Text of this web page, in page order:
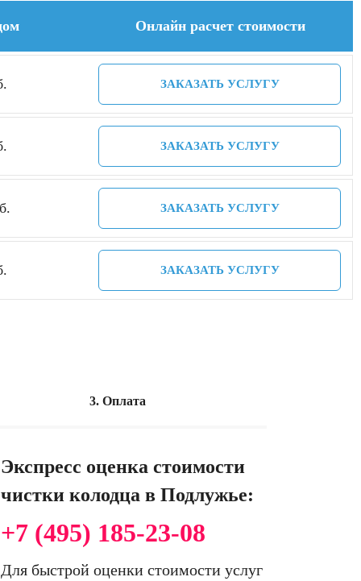
Онлайн расчет стоимости
ЗАКАЗАТЬ УСЛУГУ
ЗАКАЗАТЬ УСЛУГУ
ЗАКАЗАТЬ УСЛУГУ
ЗАКАЗАТЬ УСЛУГУ
3. Оплата
Экспресс оценка стоимости
чистки колодца в Подлужье:
+7 (495) 185-23-08
Для быстрой оценки стоимости услуг